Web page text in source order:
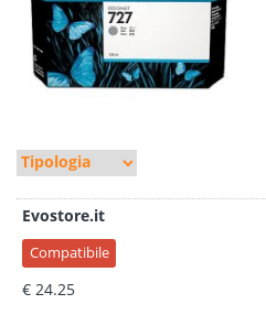
Evostore.it
Compatibile
€ 24.25